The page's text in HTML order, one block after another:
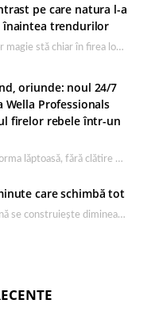
pe care natura l-a
înaintea trendurilor
Sunt locuri a căror magie stă chiar în firea lor naturală, iar Lacul Ursu din…
oriunde: noul 24/7
Wella Professionals
firelor rebele într-un
Un leave in sub forma lăptoasă, fără clătire care completează rutina Ultimate Smooth și transformă…
care schimbă tot
Eleganța masculină se construiește dimineața, în câteva minute și cu produsele potrivite. O rutină de…